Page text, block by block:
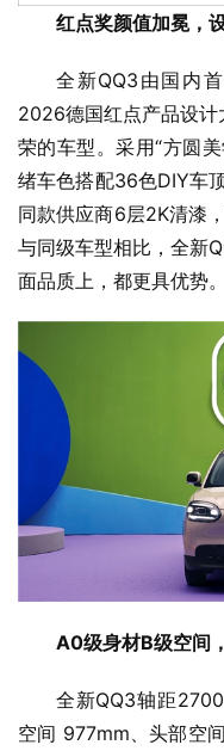
红点奖颜值加冕，
全新QQ3由国内
2026德国红点产品设
荣的车型。采用“方圆
绪车色搭配36色DIY车
同款供应商6层2K清漆
与同级车型相比，全新
面品质上，都更具优势。
A0级身材B级空间
全新QQ3轴距
空间 977mm、头部空